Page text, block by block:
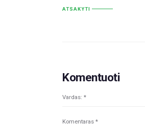
ATSAKYTI
Komentuoti